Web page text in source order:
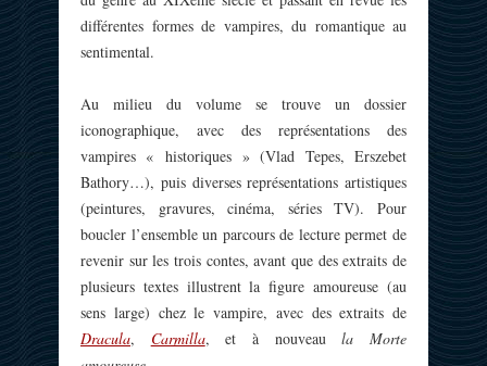
différentes formes de vampires, du romantique au
sentimental.
Au milieu du volume se trouve un dossier
iconographique, avec des représentations des
vampires « historiques » (Vlad Tepes, Erszebet
Bathory…), puis diverses représentations artistiques
(peintures, gravures, cinéma, séries TV). Pour
boucler l’ensemble un parcours de lecture permet de
revenir sur les trois contes, avant que des extraits de
plusieurs textes illustrent la figure amoureuse (au
sens large) chez le vampire, avec des extraits de
Dracula, Carmilla, et à nouveaula Morte